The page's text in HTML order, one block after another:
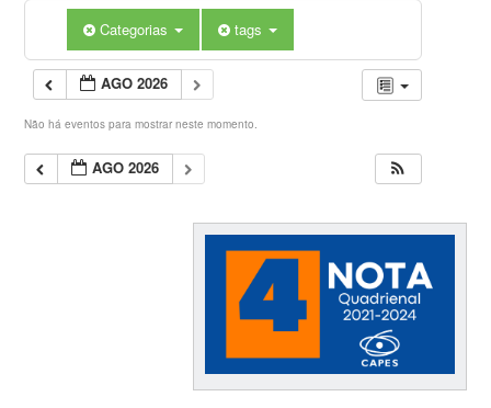
Categorias tags
AGO 2026
Não há eventos para mostrar neste momento.
AGO 2026